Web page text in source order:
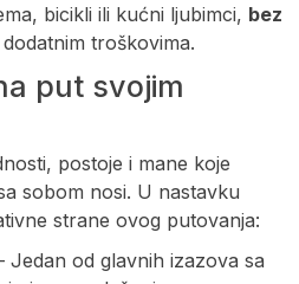
bicikli ili kućni ljubimci, bez
dodatnim troškovima.
put svojim
postoje i mane koje
sobom nosi. U nastavku
strane ovog putovanja:
Jedan od glavnih izazova sa